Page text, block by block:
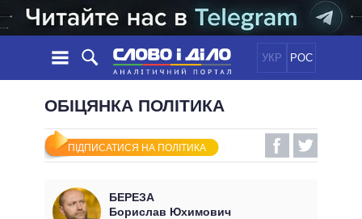
УКР РОС
НОВИНИ
СТРІЧКА
ПОДІЇ
СТАТТІ
ДУМКИ
ПОЛІТИКА
ЕКОНОМІКА
СВІТ
ОБIЦЯНКИ
УСІ ПОЛІТИКИІНФОГРАФІКА
ОБІЦЯНКА ПОЛІТИКА
ПІДПИСАТИСЯ НА ПОЛІТИКА
БЕРЕЗА
Борислав Юхимович